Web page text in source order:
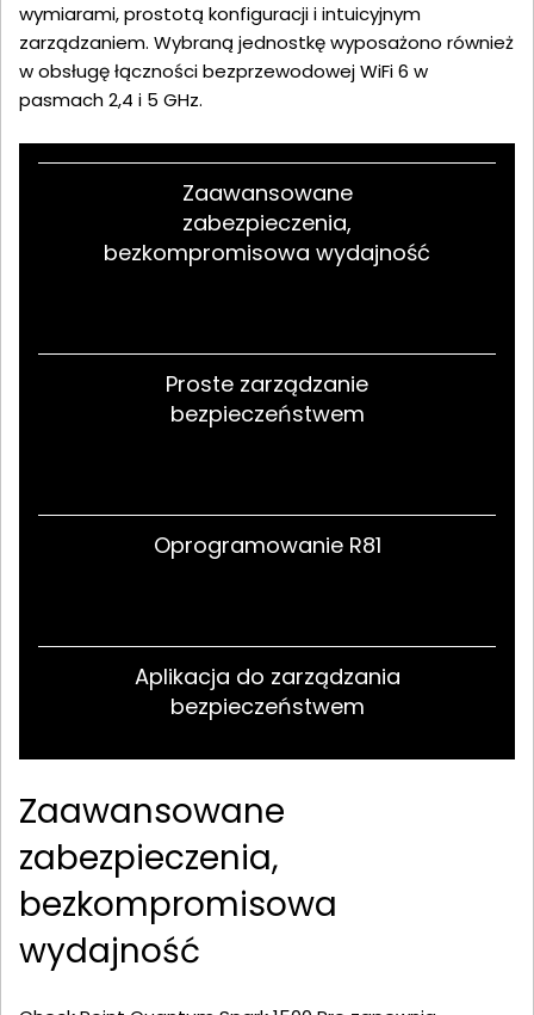
wymiarami, prostotą konfiguracji i intuicyjnym
zarządzaniem. Wybraną jednostkę wyposażono również
w obsługę łączności bezprzewodowej WiFi 6 w
pasmach 2,4 i 5 GHz.
Zaawansowane
zabezpieczenia,
bezkompromisowa wydajność
Proste zarządzanie
bezpieczeństwem
Oprogramowanie R81
Aplikacja do zarządzania
bezpieczeństwem
Zaawansowane
zabezpieczenia,
bezkompromisowa
wydajność